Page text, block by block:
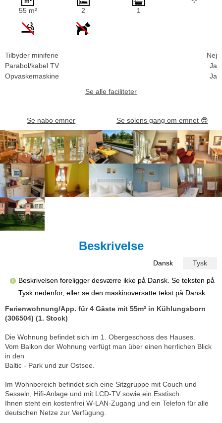
55 m² 2 1
Tilbyder miniferie
Nej
Parabol/kabel TV
Ja
Opvaskemaskine
Ja
Se alle faciliteter
Se nabo emner Se solens gang om emnet 😎
Beskrivelse
Dansk Tysk
Beskrivelsen foreligger desværre ikke på Dansk. Se teksten på
Tysk nedenfor, eller se den maskinoversatte tekst på Dansk
Ferienwohnung/App. für 4 Gäste mit 55m² in Kühlungsborn
(306504) (1. Stock)
Die Wohnung befindet sich im 1. Obergeschoss des Hauses.
Vom Balkon der Wohnung verfügt man über einen herrlichen Blick
in den
Baltic - Park und zur Ostsee.
Im Wohnbereich befindet sich eine Sitzgruppe mit Couch und
Sesseln, Hifi-Anlage und mit LCD-TV sowie ein Esstisch.
Ihnen steht ein kostenfrei W-LAN-Zugang und ein Telefon für alle
deutschen Netze zur Verfügung.